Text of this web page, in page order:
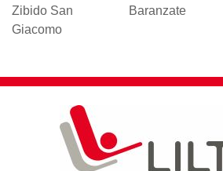
Zibido San
Giacomo
Baranzate